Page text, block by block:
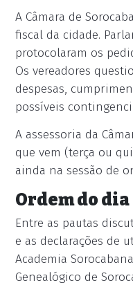
A Câmara de
fiscal da cidade.
protocolaram os
Os vereadores
despesas,
possíveis
A assessoria da
que vem (terça ou
ainda na sessão de
Ordem do dia
Entre as pautas
e as declarações de
Academia
Genealógico de